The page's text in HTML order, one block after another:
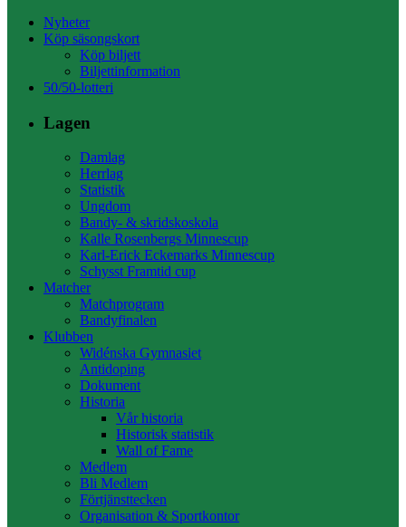
Nyheter
Köp säsongskort
Köp biljett
Biljettinformation
50/50-lotteri
Lagen
Damlag
Herrlag
Statistik
Ungdom
Bandy- & skridskoskola
Kalle Rosenbergs Minnescup
Karl-Erick Eckemarks Minnescup
Schysst Framtid cup
Matcher
Matchprogram
Bandyfinalen
Klubben
Widénska Gymnasiet
Antidoping
Dokument
Historia
Vår historia
Historisk statistik
Wall of Fame
Medlem
Bli Medlem
Förtjänsttecken
Organisation & Sportkontor